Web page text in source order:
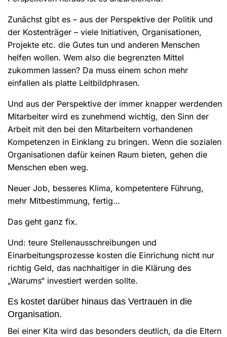
Zunächst gibt es – aus der Perspektive der Politik und
der Kostenträger – viele Initiativen, Organisationen,
Projekte etc. die Gutes tun und anderen Menschen
helfen wollen. Wem also die begrenzten Mittel
zukommen lassen? Da muss einem schon mehr
einfallen als platte Leitbildphrasen.
Und aus der Perspektive der immer knapper werdenden
Mitarbeiter wird es zunehmend wichtig, den Sinn der
Arbeit mit den bei den Mitarbeitern vorhandenen
Kompetenzen in Einklang zu bringen. Wenn die sozialen
Organisationen dafür keinen Raum bieten, gehen die
Menschen eben weg.
Neuer Job, besseres Klima, kompetentere Führung,
mehr Mitbestimmung, fertig…
Das geht ganz fix.
Und: teure Stellenausschreibungen und
Einarbeitungsprozesse kosten die Einrichung nicht nur
richtig Geld, das nachhaltiger in die Klärung des
„Warums“ investiert werden sollte.
Es kostet darüber hinaus das Vertrauen in die
Organisation.
Bei einer Kita wird das besonders deutlich, da die Eltern